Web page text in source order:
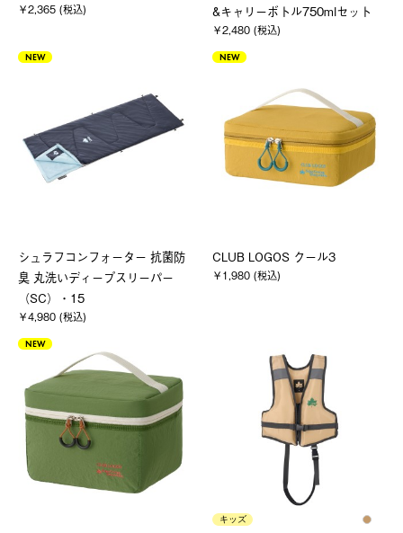
￥2,365 (税込)
&キャリーボトル750mlセット
￥2,480 (税込)
NEW
シュラフコンフォーター 抗菌防
臭 丸洗いディープスリーパー
（SC）・15
￥4,980 (税込)
NEW
CLUB LOGOS クール3
￥1,980 (税込)
NEW
キッズ